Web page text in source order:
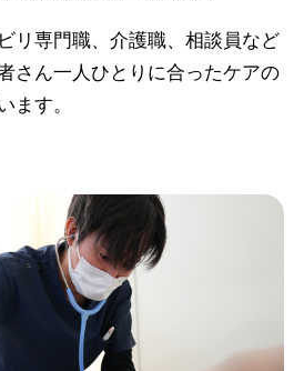
リ専門職、介護職、相談員など
さん一人ひとりに合ったケアの
ます。